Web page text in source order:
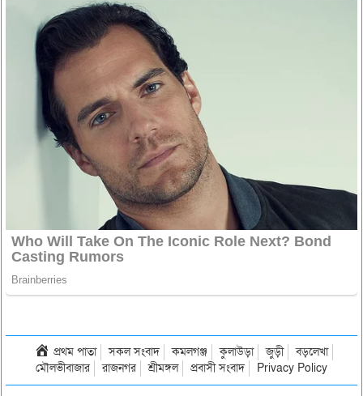
প্রথম পাতা সকল সংবাদ কমলগঞ্জ কুলাউড়া জুড়ী
বড়লেখা
মৌলভীবাজার
রাজনগর শ্রীমঙ্গল প্রবাসী সংবাদ Privacy Policy